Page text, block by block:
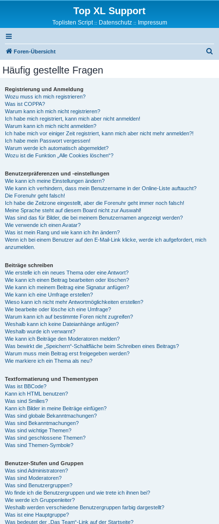
Top XL Support
Toplisten Script:: Datenschutz:: Impressum
Foren-Übersicht
Häufig gestellte Fragen
Registrierung und Anmeldung
Wozu muss ich mich registrieren?
Was ist COPPA?
Warum kann ich mich nicht registrieren?
Ich habe mich registriert, kann mich aber nicht anmelden!
Warum kann ich mich nicht anmelden?
Ich habe mich vor einiger Zeit registriert, kann mich aber nicht mehr anmelden?!
Ich habe mein Passwort vergessen!
Warum werde ich automatisch abgemeldet?
Wozu ist die Funktion „Alle Cookies löschen“?
Benutzerpräferenzen und -einstellungen
Wie kann ich meine Einstellungen ändern?
Wie kann ich verhindern, dass mein Benutzername in der Online-Liste auftaucht?
Die Forenuhr geht falsch!
Ich habe die Zeitzone eingestellt, aber die Forenuhr geht immer noch falsch!
Meine Sprache steht auf diesem Board nicht zur Auswahl!
Was sind das für Bilder, die bei meinem Benutzernamen angezeigt werden?
Wie verwende ich einen Avatar?
Was ist mein Rang und wie kann ich ihn ändern?
Wenn ich bei einem Benutzer auf den E-Mail-Link klicke, werde ich aufgefordert, mich
anzumelden.
Beiträge schreiben
Wie erstelle ich ein neues Thema oder eine Antwort?
Wie kann ich einen Beitrag bearbeiten oder löschen?
Wie kann ich meinem Beitrag eine Signatur anfügen?
Wie kann ich eine Umfrage erstellen?
Wieso kann ich nicht mehr Antwortmöglichkeiten erstellen?
Wie bearbeite oder lösche ich eine Umfrage?
Warum kann ich auf bestimmte Foren nicht zugreifen?
Weshalb kann ich keine Dateianhänge anfügen?
Weshalb wurde ich verwarnt?
Wie kann ich Beiträge den Moderatoren melden?
Was bewirkt die „Speichern“-Schaltfläche beim Schreiben eines Beitrags?
Warum muss mein Beitrag erst freigegeben werden?
Wie markiere ich ein Thema als neu?
Textformatierung und Thementypen
Was ist BBCode?
Kann ich HTML benutzen?
Was sind Smilies?
Kann ich Bilder in meine Beiträge einfügen?
Was sind globale Bekanntmachungen?
Was sind Bekanntmachungen?
Was sind wichtige Themen?
Was sind geschlossene Themen?
Was sind Themen-Symbole?
Benutzer-Stufen und Gruppen
Was sind Administratoren?
Was sind Moderatoren?
Was sind Benutzergruppen?
Wo finde ich die Benutzergruppen und wie trete ich ihnen bei?
Wie werde ich Gruppenleiter?
Weshalb werden verschiedene Benutzergruppen farbig dargestellt?
Was ist eine Hauptgruppe?
Was bedeutet der „Das Team“-Link auf der Startseite?